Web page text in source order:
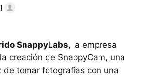
SnappyLabs, la empresa
creación de SnappyCam, una
de tomar fotografías con una